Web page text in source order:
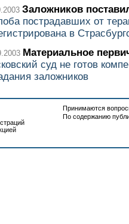
Заложников
пострадавших от
в
Материальное
суд не готов
заложников
Принимаются
По содержанию